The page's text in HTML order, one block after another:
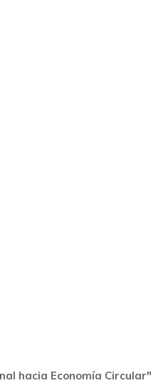
hacia Economía Circular"